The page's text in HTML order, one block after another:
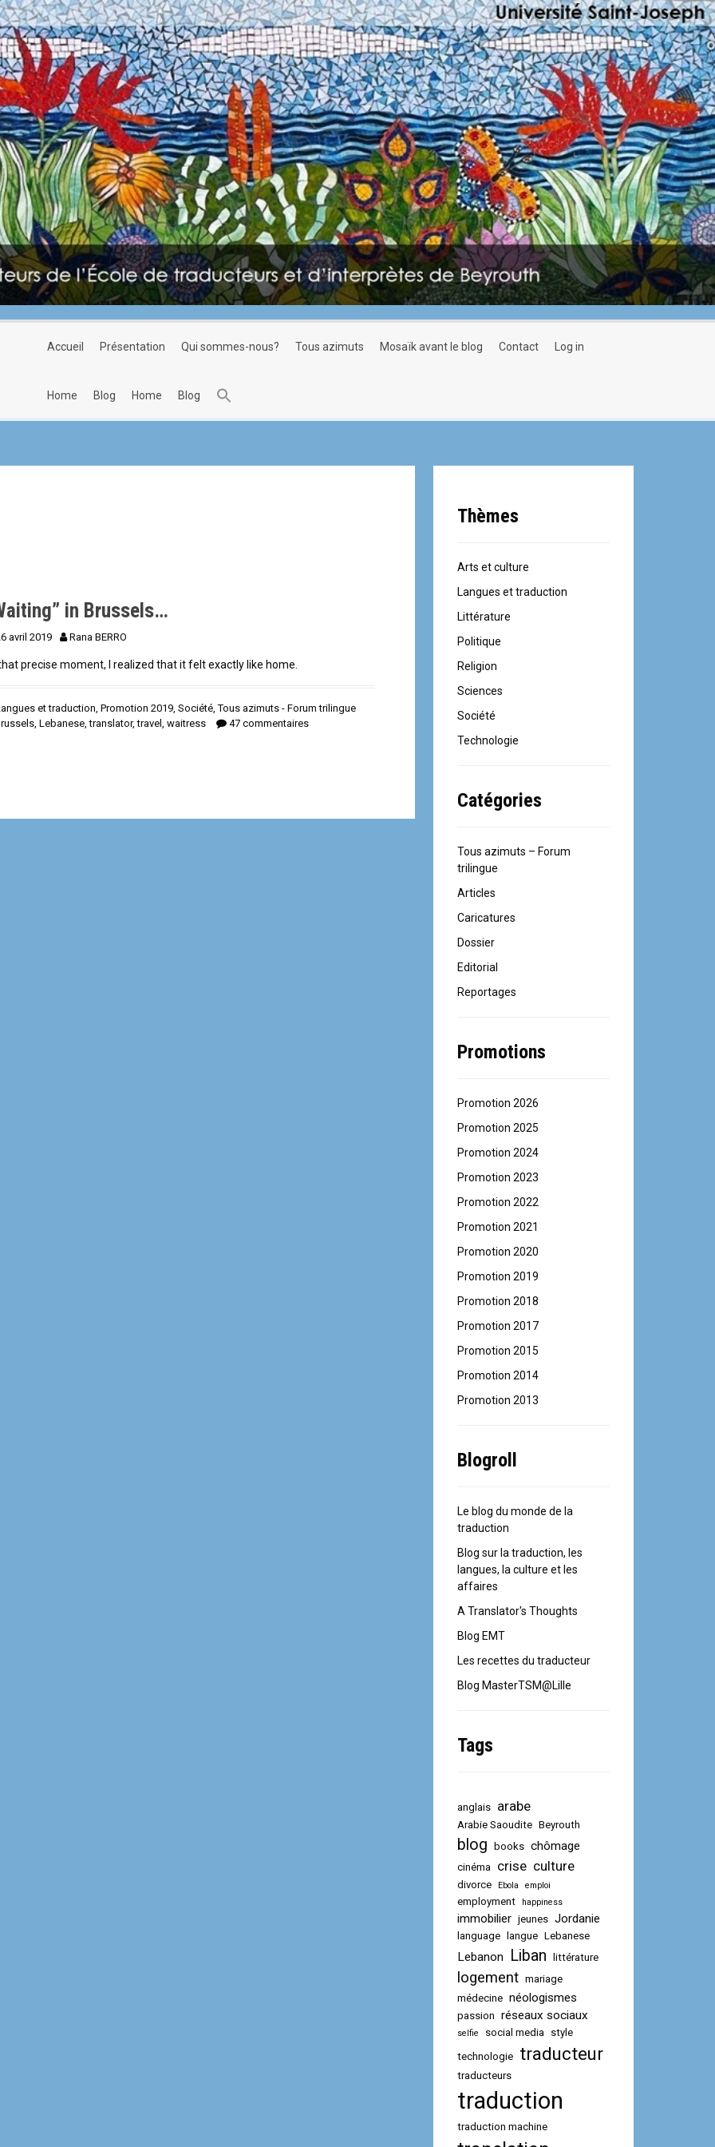
accueil présentation qui sommes-nous? tous azimuts mosaïk avant le blog contact log in
home blog home blog
in Brussels…
avril 2019 Rana BERRO
precise moment, I realized that it felt exactly like home.
et traduction,Promotion 2019,Société,Tous azimuts - Forum trilingue
,Lebanese,translator,travel,waitress 47 commentaires
Thèmes
Arts et culture
Langues et traduction
Littérature
Politique
Religion
Sciences
Société
Technologie
Catégories
Tous azimuts – Forum
trilingue
Articles
Caricatures
Dossier
Editorial
Reportages
Promotions
Promotion 2026
Promotion 2025
Promotion 2024
Promotion 2023
Promotion 2022
Promotion 2021
Promotion 2020
Promotion 2019
Promotion 2018
Promotion 2017
Promotion 2015
Promotion 2014
Promotion 2013
Blogroll
Le blog du monde de la
traduction
Blog sur la traduction, les
langues, la culture et les
affaires
A Translator's Thoughts
Blog EMT
Les recettes du traducteur
Blog MasterTSM@Lille
Tags
anglais arabe
Arabie Saoudite Beyrouth
blog books chômage
cinéma crise culture
divorce Ebola emploi
employment happiness
immobilier jeunes Jordanie
language langue Lebanese
Lebanon Liban littérature
logement mariage
médecine néologismes
passion réseaux sociaux
selfie social media style
technologie traducteur
traducteurs
traduction
traduction machine